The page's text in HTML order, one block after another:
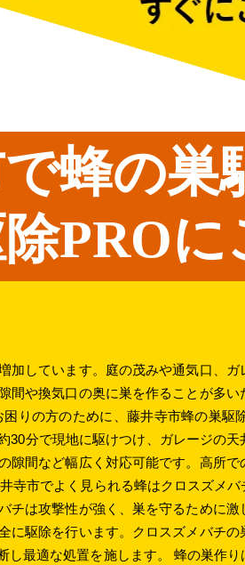
蜂の巣
PRO
加しています。庭の茂みや通気口、ガ
間や換気口の奥に巣を作ることが多
りの方のために、藤井寺市蜂の巣駆
30分で現地に駆けつけ、ガレージの
隙間など幅広く対応可能です。高所で
寺市でよく見られる蜂はクロスズメバ
チは攻撃性が強く、巣を守るために
に駆除を行います。クロスズメバチ
し最適な処置を施します。 蜂の巣作